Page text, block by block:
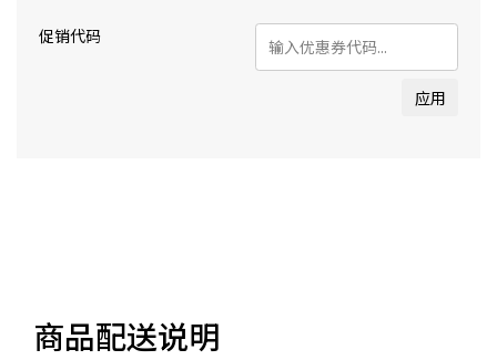
促销代码
应用
商品配送说明